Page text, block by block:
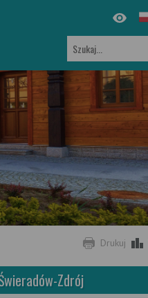
Drukuj
Zdrój